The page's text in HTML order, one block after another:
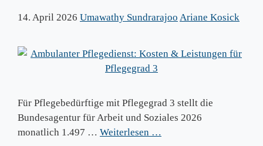
14. April 2026 Umawathy Sundrarajoo Ariane Kosick
Für Pflegebedürftige mit Pflegegrad 3 stellt die
Bundesagentur für Arbeit und Soziales 2026
monatlich 1.497 … Weiterlesen …